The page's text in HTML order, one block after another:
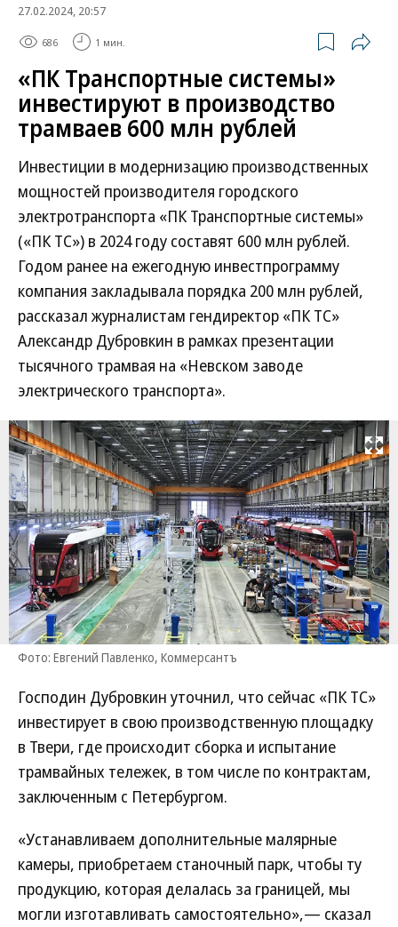
27.02.2024, 20:57
686 1 мин.
«ПК Транспортные системы»
инвестируют в производство
трамваев 600 млн рублей
Инвестиции в модернизацию производственных
мощностей производителя городского
электротранспорта «ПК Транспортные системы»
(«ПК ТС») в 2024 году составят 600 млн рублей.
Годом ранее на ежегодную инвестпрограмму
компания закладывала порядка 200 млн рублей,
рассказал журналистам гендиректор «ПК ТС»
Александр Дубровкин в рамках презентации
тысячного трамвая на «Невском заводе
электрического транспорта».
Развернуть
Фото: Евгений Павленко, Коммерсантъ
Господин Дубровкин уточнил, что сейчас «ПК ТС»
инвестирует в свою производственную площадку
в Твери, где происходит сборка и испытание
трамвайных тележек, в том числе по контрактам,
заключенным с Петербургом.
«Устанавливаем дополнительные малярные
камеры, приобретаем станочный парк, чтобы ту
продукцию, которая делалась за границей, мы
могли изготавливать самостоятельно»,— сказал